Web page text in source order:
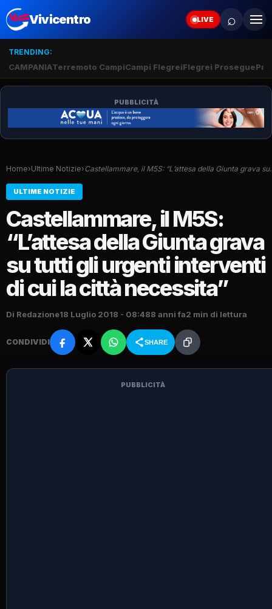
Vivicentro LIVE ⌕
TRENDING:
CAMPANIATerremoto CampiCampi FlegreiFlegrei Prosegue
PUBBLICITÀ
Home›Ultime Notizie›Castellammare, il M5S: “L’attesa della Giunta grava
ULTIME NOTIZIE
Castellammare, il M5S:
“L’attesa della Giunta grava
su tutti gli urgenti interventi
di cui la città necessita”
Di Redazione18 Luglio 2018 - 08:488 anni fa2 min di lettura
CONDIVIDI SHARE
PUBBLICITÀ